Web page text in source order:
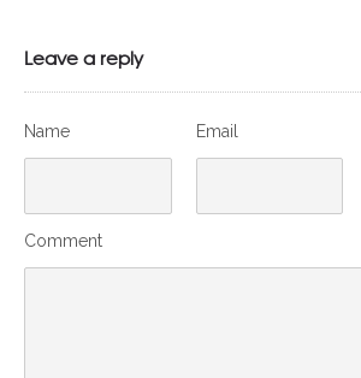
Leave a reply
Name Email
Comment